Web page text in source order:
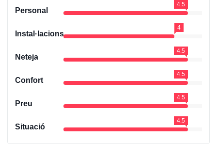
Personal
4.5
Instal·lacions
4
Neteja
4.5
Confort
4.5
Preu
4.5
Situació
4.5